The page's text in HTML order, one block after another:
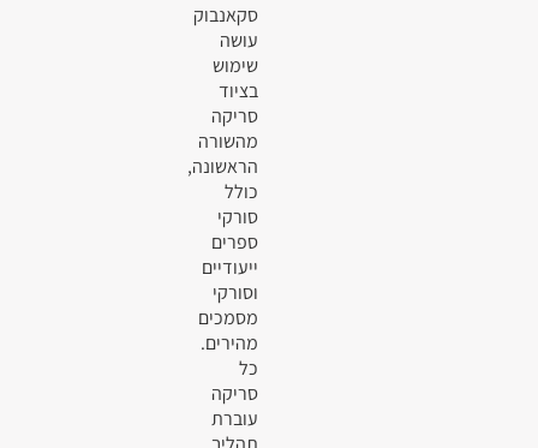
סקאנבוק
עושה
שימוש
בציוד
סריקה
מהשורה
הראשונה,
כולל
סורקי
ספרים
ייעודיים
וסורקי
מסמכים
מהירים.
כל
סריקה
עוברת